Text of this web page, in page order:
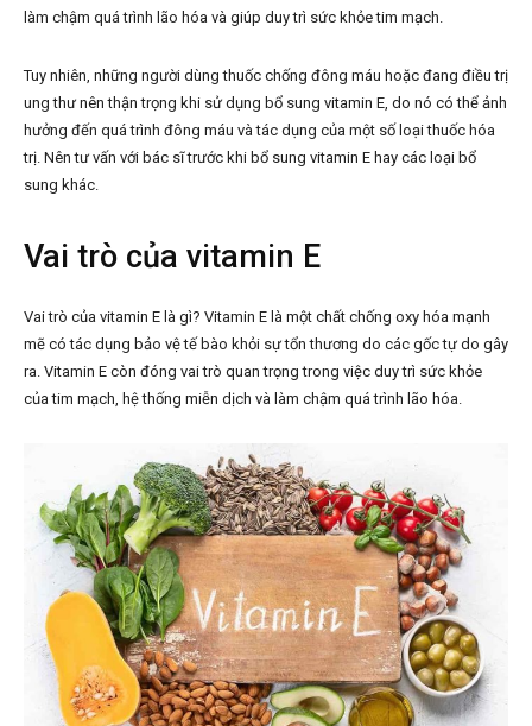
làm chậm quá trình lão hóa và giúp duy trì sức khỏe tim mạch.
Tuy nhiên, những người dùng thuốc chống đông máu hoặc đang điều trị
ung thư nên thận trọng khi sử dụng bổ sung vitamin E, do nó có thể ảnh
hưởng đến quá trình đông máu và tác dụng của một số loại thuốc hóa
trị. Nên tư vấn với bác sĩ trước khi bổ sung vitamin E hay các loại bổ
sung khác.
Vai trò của vitamin E
Vai trò của vitamin E là gì? Vitamin E là một chất chống oxy hóa mạnh
mẽ có tác dụng bảo vệ tế bào khỏi sự tổn thương do các gốc tự do gây
ra. Vitamin E còn đóng vai trò quan trọng trong việc duy trì sức khỏe
của tim mạch, hệ thống miễn dịch và làm chậm quá trình lão hóa.